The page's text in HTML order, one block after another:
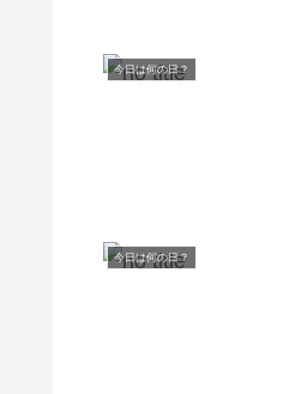
今日は何の日？
今日は何の日？